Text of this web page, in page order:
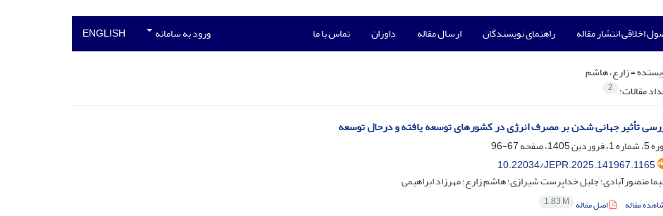
اخلاقی انتشار مقاله راهنمای نویسندگان ارسال مقاله داوران تماس با ما ورود به سامانه ENGLISH
=زارع، هاشم
مقالات: 2
تأثیر جهانی شدن بر مصرف انرژی در کشورهای توسعه یافته و درحال توسعه
فروردین 1405، صفحه
67-96
10.22034/JEPR.2025.141967.1165
منصورآبادی؛ جلیل خداپرست شیرازی؛ هاشم زارع؛ مهرزاد ابراهیمی
مقاله اصل مقاله 1.83 M